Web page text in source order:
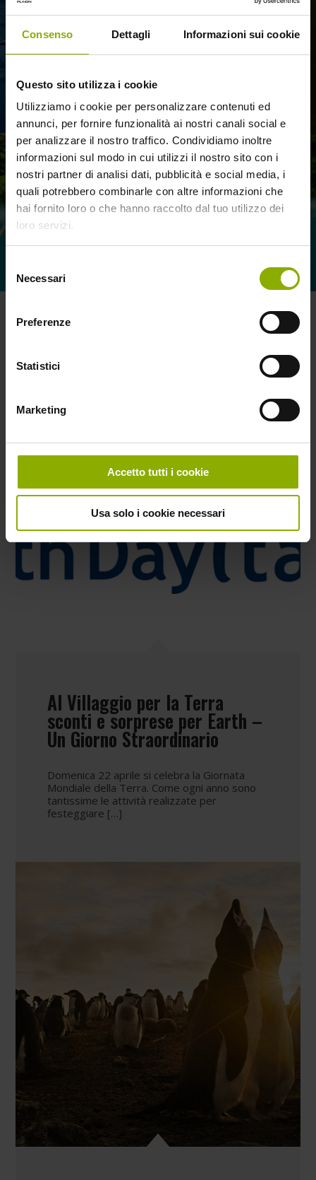
Consenso Dettagli Informazioni sui cookie
Questo sito utilizza i cookie
Utilizziamo i cookie per personalizzare contenuti ed
annunci, per fornire funzionalità ai nostri canali social e
per analizzare il nostro traffico. Condividiamo inoltre
informazioni sul modo in cui utilizzi il nostro sito con i
nostri partner di analisi dati, pubblicità e social media, i
quali potrebbero combinarle con altre informazioni che
hai fornito loro o che hanno raccolto dal tuo utilizzo dei
loro servizi.
delNecessari
Preferenze
Statistici
Marketing
Accetto tutti i cookie
Usa solo i cookie necessari
Al Villaggio per la Terra
sconti e sorprese per Earth –
Un Giorno Straordinario
Domenica 22 aprile si celebra la Giornata
Mondiale della Terra. Come ogni anno sono
tantissime le attività realizzate per
festeggiare […]